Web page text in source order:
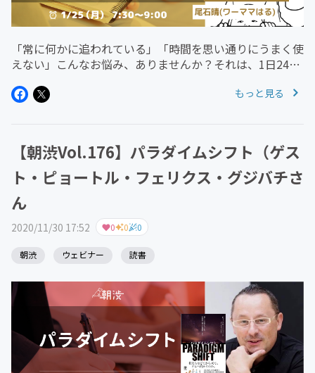
「常に何かに追われている」「時間を思い通りにうまく使
えない」こんなお悩み、ありませんか？それは、1日24時
ていないということ。時間を支配するには、３つのポイン
もっと見る
【朝渋Vol.176】パラダイムシフト（ゲス
ト・ピョートル・フェリクス・グジバチさ
ん
2020/11/30 17:52 0 0 0
朝渋 ウェビナー 読書